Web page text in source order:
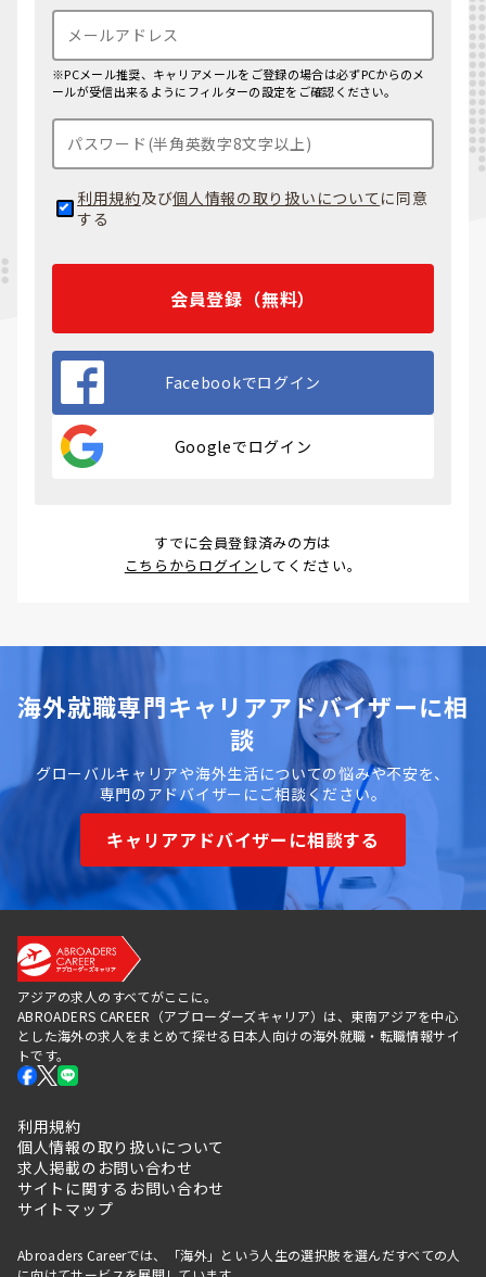
観光・不動産・ホテル業が中心
IT・ソフトウェア開発の拠点として
成長中
生活コストが3都市で最も低い
市場規模は小さいが競合が少ない
く
ベトナム語学習環境としても魅力的
比較項目 ハノイ
ホーチ
ミン
求人数（目
系）
日系企業の
高い
非常に
高い
低めだがIT
系で増加傾
生活コスト
現地基準）
3都市
度
3都市で
め
3都市で最も
英語環境
業務上
中程度
キャリアの
広がり
製造・
技術職
に強み
最も多
様
野・スペシ
ャリスト向
求人ボリュームと業種の幅広さで選ぶならホーチミ
ン、製造業・技術系のキャリアを軸に据えるならハノ
イ、IT・観光・地方拠点でじっくり腰を据えるならダ
ナンが目安となります。実際にはご自身の業界経験や
ライフスタイル優先度との相性も大きいため、複数都
都市別の営業・セールスエンジニア求人はこちらから
GDP7%超の成長市場で“新規開拓×技術提案×運用定着”を一気通貫で経
験できます。キャリアパスはキーアカウントMgr→営業Mgr→セールスエ
ンジニア統括→カントリーマネージャーが典型。ベトナムでの5〜7年で
ル・リージョナル営業戦略・事業開発へのステップアップも視野に入り
ハノイ・ホーチミンで培った多国籍チーム運営とKPI実績は、日系
本社やグローバル企業でも高く評価されます。
※PCメール推奨、キャリアメールをご登録の場合は必ずPCからのメ
ールが受信出来るようにフィルターの設定をご確認ください。
利用規約及び個人情報の取り扱いについて に同意
する
会員登録（無料）
Facebookでログイン
Googleでログイン
すでに会員登録済みの方は
こちらからログイン してください。
海外就職専門キャリアアドバイザーに相
談
グローバルキャリアや海外生活についての悩みや不安を、
専門のアドバイザーにご相談ください。
キャリアアドバイザーに相談する
アジアの求人のすべてがここに。
ABROADERS CAREER（アブローダーズキャリア）は、東南アジアを中心
とした海外の求人をまとめて探せる日本人向けの海外就職・転職情報サイ
トです。
利用規約
個人情報の取り扱いについて
求人掲載のお問い合わせ
サイトに関するお問い合わせ
サイトマップ
Abroaders Careerでは、「海外」という人生の選択肢を選んだすべての人